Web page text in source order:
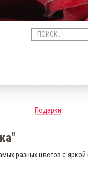
Подарки
разных цветов с яркой